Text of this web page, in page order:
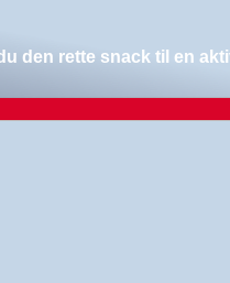
den rette snack til en